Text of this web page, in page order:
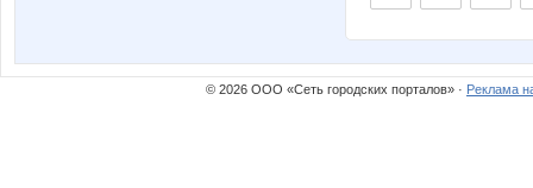
© 2026 ООО «Сеть городских порталов» · Реклама